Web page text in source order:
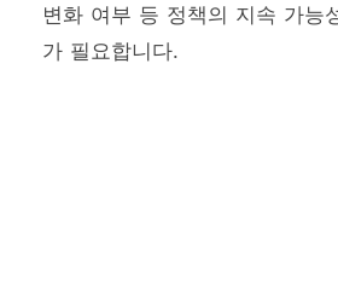
변화 여부 등 정책의 지속 가능
가 필요합니다.